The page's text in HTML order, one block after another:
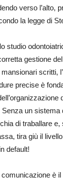
verso l’alto,
la legge di
studio
gestione
scritti,
precise è
Senza un sistema
di traballare e,
tira giù il
default!
è